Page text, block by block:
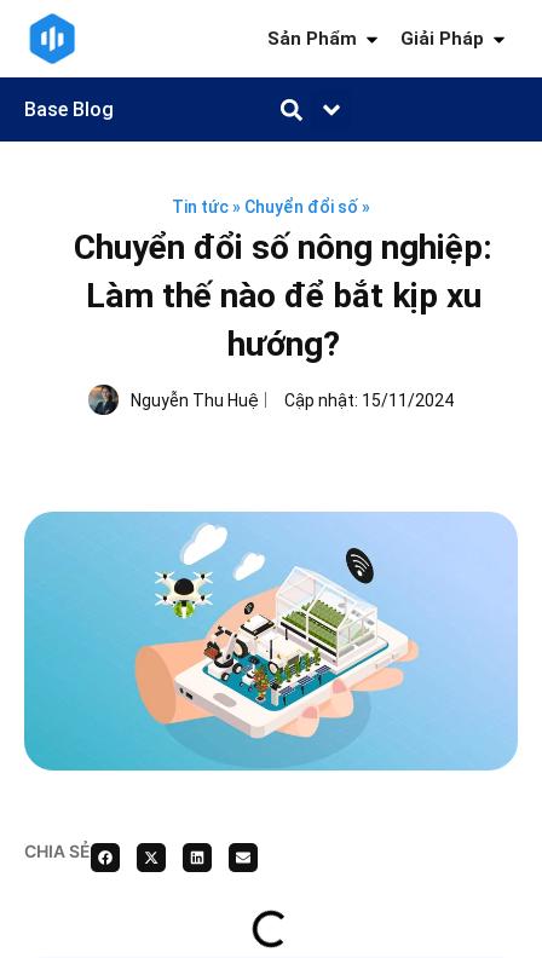
Sản Phẩm Giải Pháp
Base Blog
Tin tức» Chuyển đổi số »
Chuyển đổi số nông nghiệp:
Làm thế nào để bắt kịp xu
hướng?
Nguyễn Thu Huệ Cập nhật: 15/11/2024
CHIA SẺ